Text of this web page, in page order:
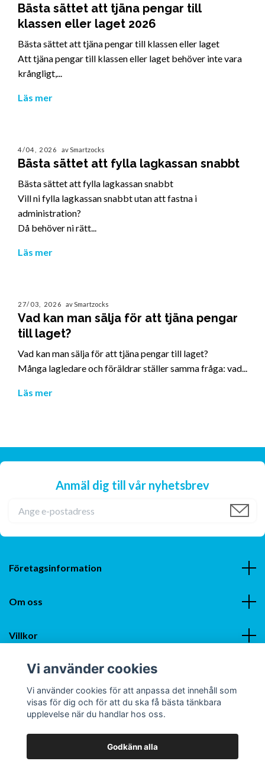
Bästa sättet att tjäna pengar till
klassen eller laget 2026
Bästa sättet att tjäna pengar till klassen eller laget
Att tjäna pengar till klassen eller laget behöver inte vara
krångligt,...
Läs mer
4/04, 2026 av Smartzocks
Bästa sättet att fylla lagkassan snabbt
Bästa sättet att fylla lagkassan snabbt
Vill ni fylla lagkassan snabbt utan att fastna i
administration?
Då behöver ni rätt...
Läs mer
27/03, 2026 av Smartzocks
Vad kan man sälja för att tjäna pengar
till laget?
Vad kan man sälja för att tjäna pengar till laget?
Många lagledare och föräldrar ställer samma fråga: vad...
Läs mer
Anmäl dig till vår nyhetsbrev
Företagsinformation
Om oss
Villkor
Sociala medier
Vi använder cookies
Vi använder cookies för att anpassa det innehåll som
visas för dig och för att du ska få bästa tänkbara
upplevelse när du handlar hos oss.
Godkänn alla